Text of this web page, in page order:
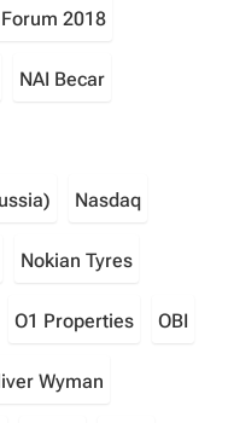
2018
NAI Becar
Nasdaq
Nokian Tyres
O1 Properties OBI
Wyman